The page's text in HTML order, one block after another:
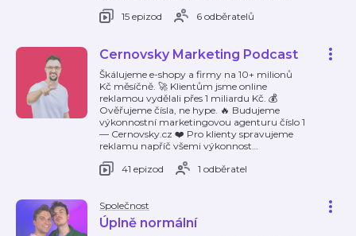
15 epizod
6 odběratelů
Cernovsky Marketing Podcast
Škálujeme e-shopy a firmy na 10+ milionů
Kč měsíčně. 🚀 Klientům jsme online
reklamou vydělali přes 1 miliardu Kč. 💰
Ověřujeme čísla, ne hype. 🔥 Budujeme
výkonnostní marketingovou agenturu číslo 1
— Cernovsky.cz ❤️ Pro klienty spravujeme
reklamu napříč všemi výkonnost…
41 epizod
1 odběratel
Společnost
Úplně normální